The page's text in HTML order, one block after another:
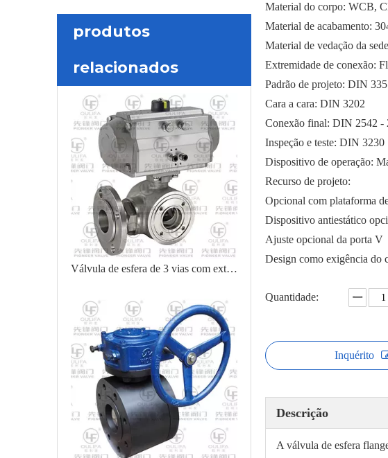
produtos
relacionados
Válvula de esfera de 3 vias com extremidade wafer para bebidas alimentares
Material do corpo: WCB,
Material de acabamento:
Material de vedação da
Extremidade de conexão:
Padrão de projeto: DIN
Cara a cara: DIN 3202
Conexão final: DIN 2542 -
Inspeção e teste: DIN 3230
Dispositivo de operação:
Recurso de projeto:
Opcional com plataforma
Dispositivo antiestático
Ajuste opcional da porta V
Design como exigência do
Quantidade:
Inquérito
Descrição
A válvula de esfera